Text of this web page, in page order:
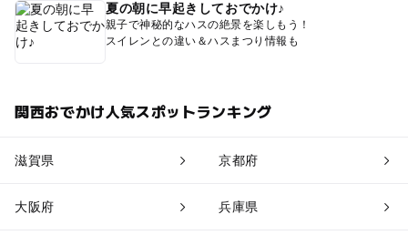
夏の朝に早起きしておでかけ♪
親子で神秘的なハスの絶景を楽しもう！
スイレンとの違い＆ハスまつり情報も
関西おでかけ人気スポットランキング
滋賀県 京都府
大阪府 兵庫県